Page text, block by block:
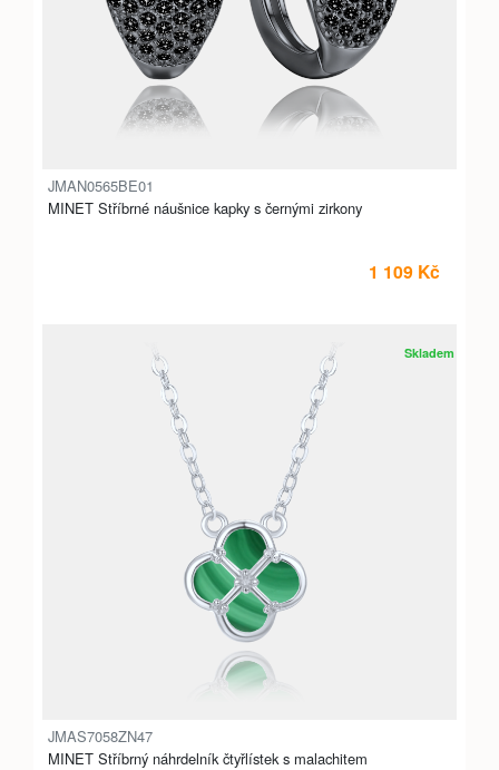
JMAN0565BE01
MINET Stříbrné náušnice kapky s černými zirkony
1 109 Kč
Skladem
JMAS7058ZN47
MINET Stříbrný náhrdelník čtyřlístek s malachitem